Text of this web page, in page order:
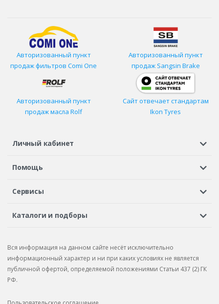
Авторизованный пункт
продаж фильтров Comi One
Авторизованный пункт
продаж Sangsin Brake
Авторизованный пункт
продаж масла Rolf
Сайт отвечает стандартам
Ikon Tyres
Личный кабинет
Регистрация или вход
Помощь
Шины в кредит
Сервисы
Автосервисы
Бонусная программа
Рекламации по услугам
Каталоги и подборы
Подбор запчастей
Каталог запчастей
Вся информация на данном сайте несёт исключительно
информационный характер и ни при каких условиях не является
публичной офертой, определяемой положениями Статьи 437 (2) ГК
РФ.